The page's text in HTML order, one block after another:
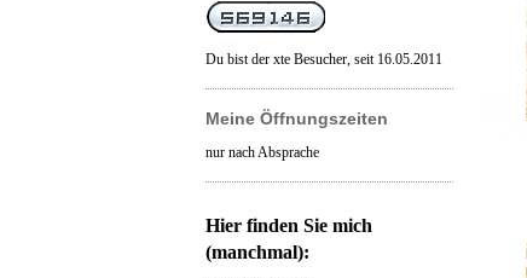
Du bist der xte Besucher, seit 16.05.2011
Meine Öffnungszeiten
nur nach Absprache
Hier finden Sie mich
(manchmal):